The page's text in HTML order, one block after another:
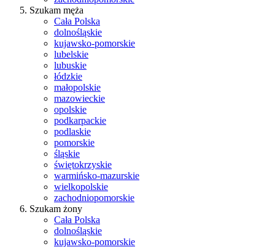
Szukam męża
Cała Polska
dolnośląskie
kujawsko-pomorskie
lubelskie
lubuskie
łódzkie
małopolskie
mazowieckie
opolskie
podkarpackie
podlaskie
pomorskie
śląskie
świętokrzyskie
warmińsko-mazurskie
wielkopolskie
zachodniopomorskie
Szukam żony
Cała Polska
dolnośląskie
kujawsko-pomorskie